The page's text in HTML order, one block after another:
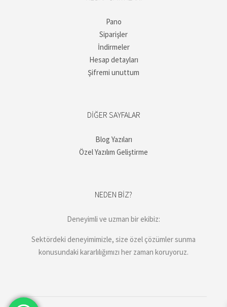
Pano
Siparişler
İndirmeler
Hesap detayları
Şifremi unuttum
DIĞER SAYFALAR
Blog Yazıları
Özel Yazılım Geliştirme
NEDEN BIZ?
Deneyimli ve uzman bir ekibiz:
Sektördeki deneyimimizle, size özel çözümler sunma
konusundaki kararlılığımızı her zaman koruyoruz.